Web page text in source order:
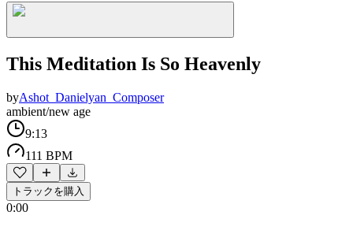
This Meditation Is So Heavenly
byAshot_Danielyan_Composer
ambient/new age
9:13
111 BPM
トラックを購入
0:00